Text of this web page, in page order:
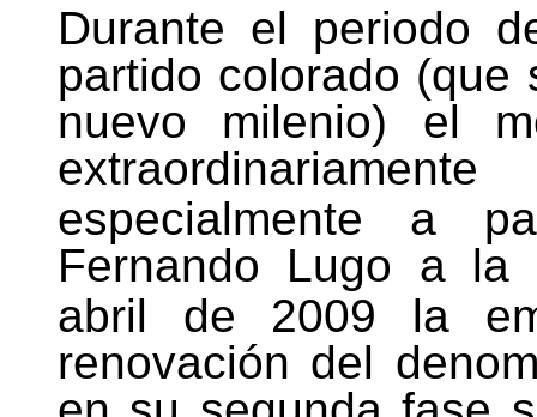
Durante el periodo
partido colorado
nuevo milenio) el
especialmente a
Fernando Lugo a la
abril de 2009 la
renovación del